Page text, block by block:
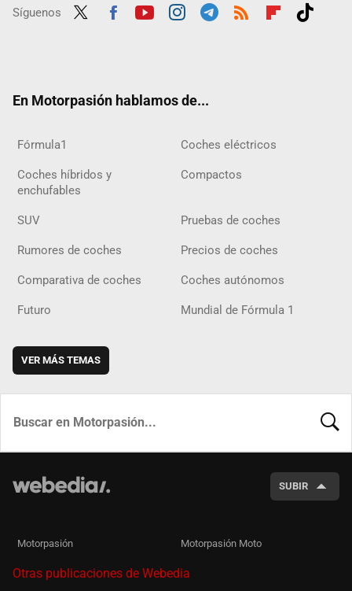
Síguenos
En Motorpasión hablamos de...
Fórmula1 Coches eléctricos
Coches híbridos y
enchufables
Compactos
SUV Pruebas de coches
Rumores de coches Precios de coches
Comparativa de coches Coches autónomos
Futuro Mundial de Fórmula 1
VER MÁS TEMAS
SUBIR
Motorpasión Motorpasión Moto
Otras publicaciones de Webedia